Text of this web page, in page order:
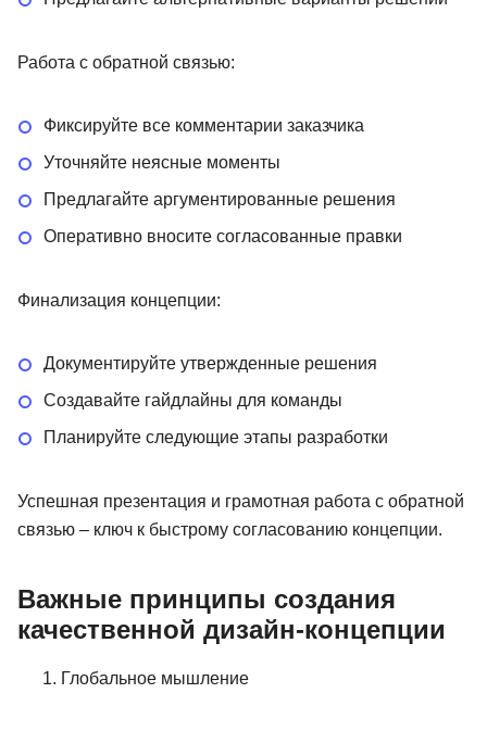
Работа с обратной связью:
Фиксируйте все комментарии заказчика
Уточняйте неясные моменты
Предлагайте аргументированные решения
Оперативно вносите согласованные правки
Финализация концепции:
Документируйте утвержденные решения
Создавайте гайдлайны для команды
Планируйте следующие этапы разработки
Успешная презентация и грамотная работа с обратной
связью – ключ к быстрому согласованию концепции.
Важные принципы создания
качественной дизайн-концепции
Глобальное мышление